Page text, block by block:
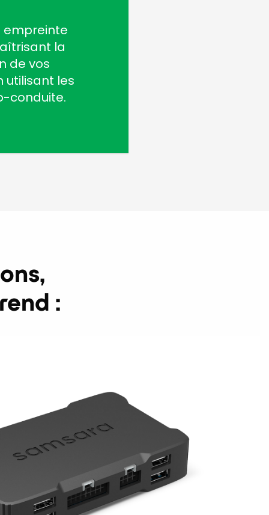
empreinte
la
de vos
utilisant les
conduite.
: